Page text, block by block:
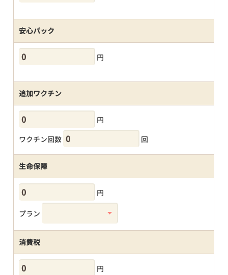
安心パック
円
追加ワクチン
円
ワクチン回数
回
生命保障
円
プラン
消費税
円